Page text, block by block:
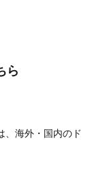
ら
、海外・国内のド